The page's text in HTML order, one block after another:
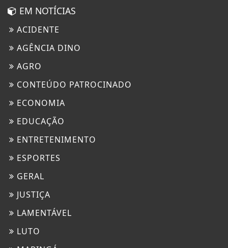
EM NOTÍCIAS
ACIDENTE
AGÊNCIA DINO
AGRO
CONTEÚDO PATROCINADO
ECONOMIA
EDUCAÇÃO
ENTRETENIMENTO
ESPORTES
GERAL
JUSTIÇA
LAMENTÁVEL
LUTO